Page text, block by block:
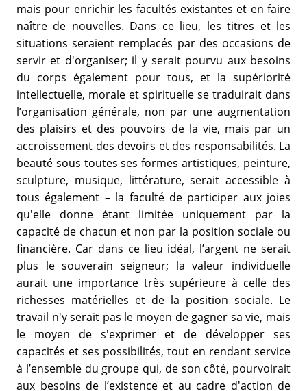
mais pour enrichir les facultés existantes et en faire
naître de nouvelles. Dans ce lieu, les titres et les
situations seraient remplacés par des occasions de
servir et d'organiser; il y serait pourvu aux besoins
du corps également pour tous, et la supériorité
intellectuelle, morale et spirituelle se traduirait dans
l’organisation générale, non par une augmentation
des plaisirs et des pouvoirs de la vie, mais par un
accroissement des devoirs et des responsabilités. La
beauté sous toutes ses formes artistiques, peinture,
sculpture, musique, littérature, serait accessible à
tous également – la faculté de participer aux joies
qu'elle donne étant limitée uniquement par la
capacité de chacun et non par la position sociale ou
financière. Car dans ce lieu idéal, l’argent ne serait
plus le souverain seigneur; la valeur individuelle
aurait une importance très supérieure à celle des
richesses matérielles et de la position sociale. Le
travail n'y serait pas le moyen de gagner sa vie, mais
le moyen de s'exprimer et de développer ses
capacités et ses possibilités, tout en rendant service
à l’ensemble du groupe qui, de son côté, pourvoirait
aux besoins de l’existence et au cadre d'action de